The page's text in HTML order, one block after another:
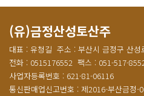
(유)금정산성토산주
대표 : 유청길 주소 : 부산시 금정구 산성
전화 : 0515176552 팩스 : 051-517-
사업자등록번호 : 621-81-06116
통신판매업신고번호 : 제2016-부산금정-